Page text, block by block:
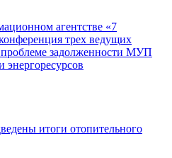
агентстве «7
трех ведущих
задолженности МУП
итоги отопительного